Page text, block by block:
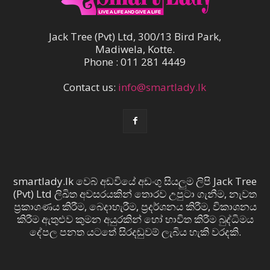
Jack Tree (Pvt) Ltd, 300/13 Bird Park,
Madiwela, Kotte.
Phone : 011 281 4449
Contact us: info@smartlady.lk
smartlady.lk වෙබ් අඩවියේ අඩංගු සියලුම ලිපි Jack Tree
(Pvt) Ltd ලිඛිත අවසරයකින් තොරව උපුටා ගැනීම, නැවත
ප්‍රකාශණය කිරීම, බෙදාහැරීම, ප්‍රදර්ශනය කිරීම, විකාශනය
කිරීම ඇතුළුව කුමන අයුරකින් හෝ භාවිත කිරීම බුද්ධිමය
දේපල පනත යටතේ සිරදඬුවම් ලැබිය හැකි වරදකි.